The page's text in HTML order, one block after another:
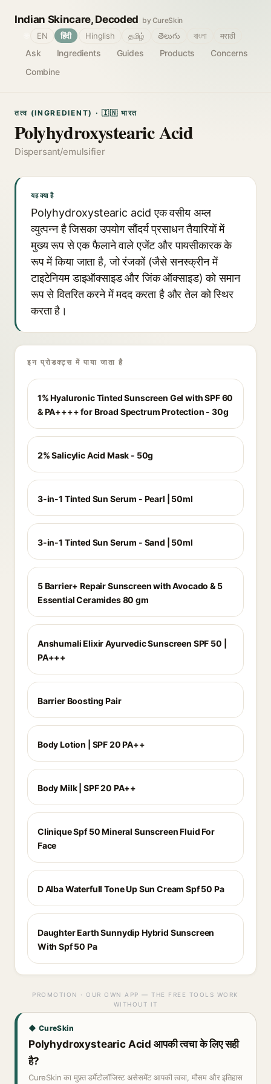
Indian Skincare, Decoded by CureSkin
Ask Ingredients Guides Products
Concerns
Combine
EN हिंदी Hinglish தமிழ் తెలుగు বাংলা मराठी
तत्व (INGREDIENT) · 🇮🇳 भारत
Polyhydroxystearic Acid
Dispersant/emulsifier
यह क्या है
Polyhydroxystearic acid एक वसीय अम्ल
व्युत्पन्न है जिसका उपयोग सौंदर्य प्रसाधन तैयारियों में
मुख्य रूप से एक फैलाने वाले एजेंट और पायसीकारक के
रूप में किया जाता है, जो रंजकों (जैसे सनस्क्रीन में
टाइटेनियम डाइऑक्साइड और जिंक ऑक्साइड) को समान
रूप से वितरित करने में मदद करता है और तेल को स्थिर
करता है।
इन प्रोडक्ट्स में पाया जाता है
1% Hyaluronic Tinted Sunscreen Gel with SPF 60
& PA++++ for Broad Spectrum Protection - 30g
2% Salicylic Acid Mask - 50g
3-in-1 Tinted Sun Serum - Pearl | 50ml
3-in-1 Tinted Sun Serum - Sand | 50ml
5 Barrier+ Repair Sunscreen with Avocado & 5
Essential Ceramides 80 gm
Anshumali Elixir Ayurvedic Sunscreen SPF 50 |
PA+++
Barrier Boosting Pair
Body Lotion | SPF 20 PA++
Body Milk | SPF 20 PA++
Clinique Spf 50 Mineral Sunscreen Fluid For
Face
D Alba Waterfull Tone Up Sun Cream Spf 50 Pa
Daughter Earth Sunnydip Hybrid Sunscreen
With Spf 50 Pa
PROMOTION · OUR OWN APP — THE FREE TOOLS WORK
WITHOUT IT
◆ CureSkin
Polyhydroxystearic Acid आपकी त्वचा के लिए सही
है?
CureSkin का मुफ़्त डर्मेटोलॉजिस्ट असेसमेंट आपकी त्वचा, मौसम और इतिहास